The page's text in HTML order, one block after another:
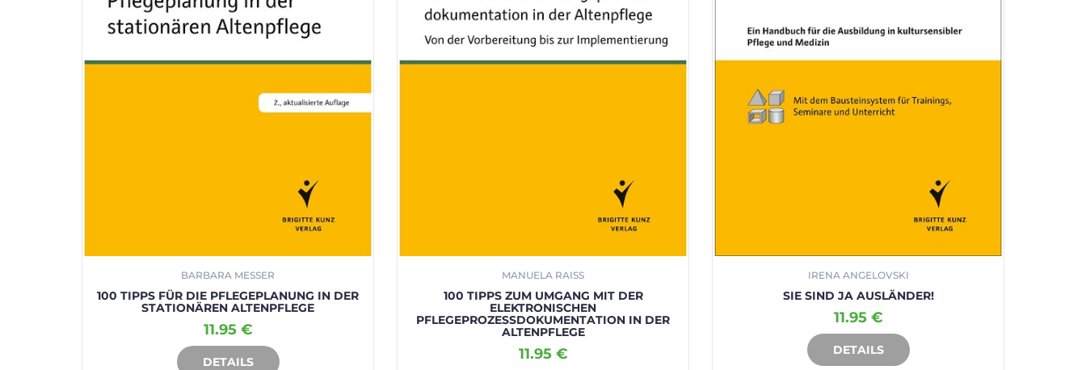
BARBARA MESSER
100 TIPPS FÜR DIE PFLEGEPLANUNG IN DER
STATIONÄREN ALTENPFLEGE
11.95 €
DETAILS
IN DEN WARENKORB
MANUELA RAISS
100 TIPPS ZUM UMGANG MIT DER
ELEKTRONISCHEN
PFLEGEPROZESSDOKUMENTATION IN DER
ALTENPFLEGE
11.95 €
IRENA ANGELOVSKI
SIE SIND JA AUSLÄNDER!
11.95 €
DETAILS
IN DEN WARENKORB